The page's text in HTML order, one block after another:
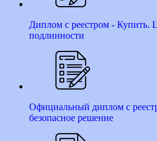
Диплом с реестром - Купить.
подлинности
Официальный диплом с
безопасное решение